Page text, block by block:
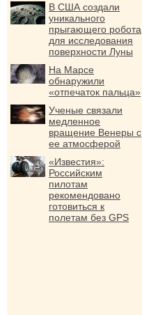
В США создали
уникального
прыгающего робота
для исследования
поверхности Луны
На Марсе
обнаружили
«отпечаток пальца»
Ученые связали
медленное
вращение Венеры с
ее атмосферой
«Известия»:
Российским
пилотам
рекомендовано
готовиться к
полетам без GPS